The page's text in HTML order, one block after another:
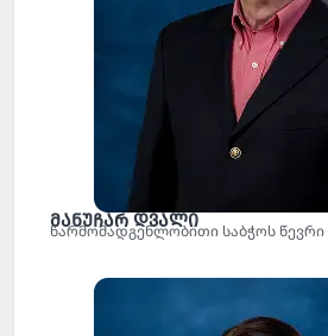
მანუჩარ დვალი
წარმომადგენლობითი საბჭოს წევრი